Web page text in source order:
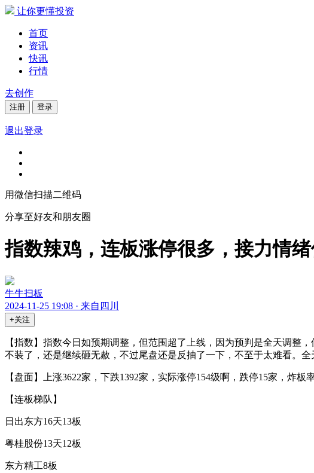
让你更懂投资
首页
资讯
快讯
行情
去创作
注册 登录
退出登录
用微信扫描二维码
分享至好友和朋友圈
指数辣鸡，连板涨停很多，接力情
牛牛扫板
2024-11-25 19:08 · 来自四川
+关注
【指数】指数今日如预期调整，但范围超了上线，因为预判是全天调整
不装了，还是继续砸无赦，不过尾盘还是反抽了一下，不至于太难看。
【盘面】上涨3622家，下跌1392家，实际涨停154级啊，跌停15家，炸板
【连板梯队】
日出东方16天13板
粤桂股份13天12板
东方精工8板